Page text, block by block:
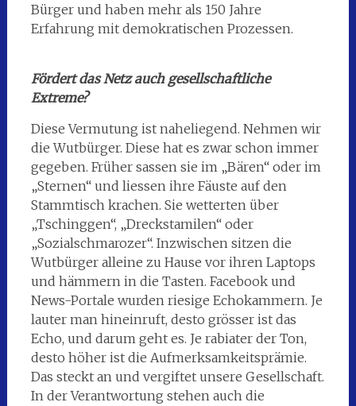
Bürger und haben mehr als 150 Jahre
Erfahrung mit demokratischen Prozessen.
Fördert das Netz auch gesellschaftliche
Extreme?
Diese Vermutung ist naheliegend. Nehmen wir
die Wutbürger. Diese hat es zwar schon immer
gegeben. Früher sassen sie im „Bären“ oder im
„Sternen“ und liessen ihre Fäuste auf den
Stammtisch krachen. Sie wetterten über
„Tschinggen“, „Dreckstamilen“ oder
„Sozialschmarozer“. Inzwischen sitzen die
Wutbürger alleine zu Hause vor ihren Laptops
und hämmern in die Tasten. Facebook und
News-Portale wurden riesige Echokammern. Je
lauter man hineinruft, desto grösser ist das
Echo, und darum geht es. Je rabiater der Ton,
desto höher ist die Aufmerksamkeitsprämie.
Das steckt an und vergiftet unsere Gesellschaft.
In der Verantwortung stehen auch die